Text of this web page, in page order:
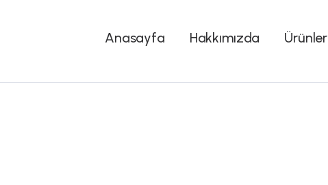
Anasayfa Hakkımızda Ürünler